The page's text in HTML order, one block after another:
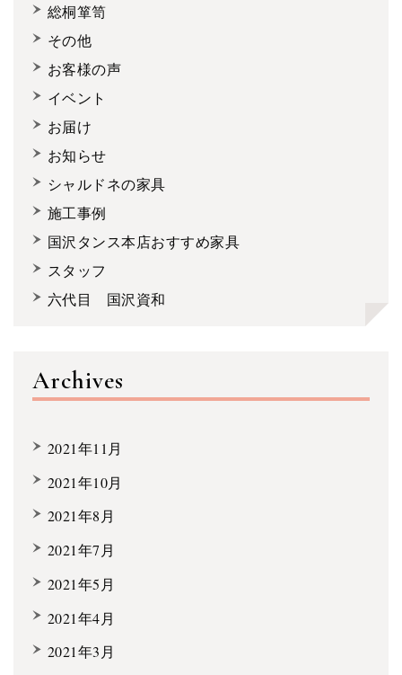
総桐箪笥
その他
お客様の声
イベント
お届け
お知らせ
シャルドネの家具
施工事例
国沢タンス本店おすすめ家具
スタッフ
六代目 国沢資和
Archives
2021年11月
2021年10月
2021年8月
2021年7月
2021年5月
2021年4月
2021年3月